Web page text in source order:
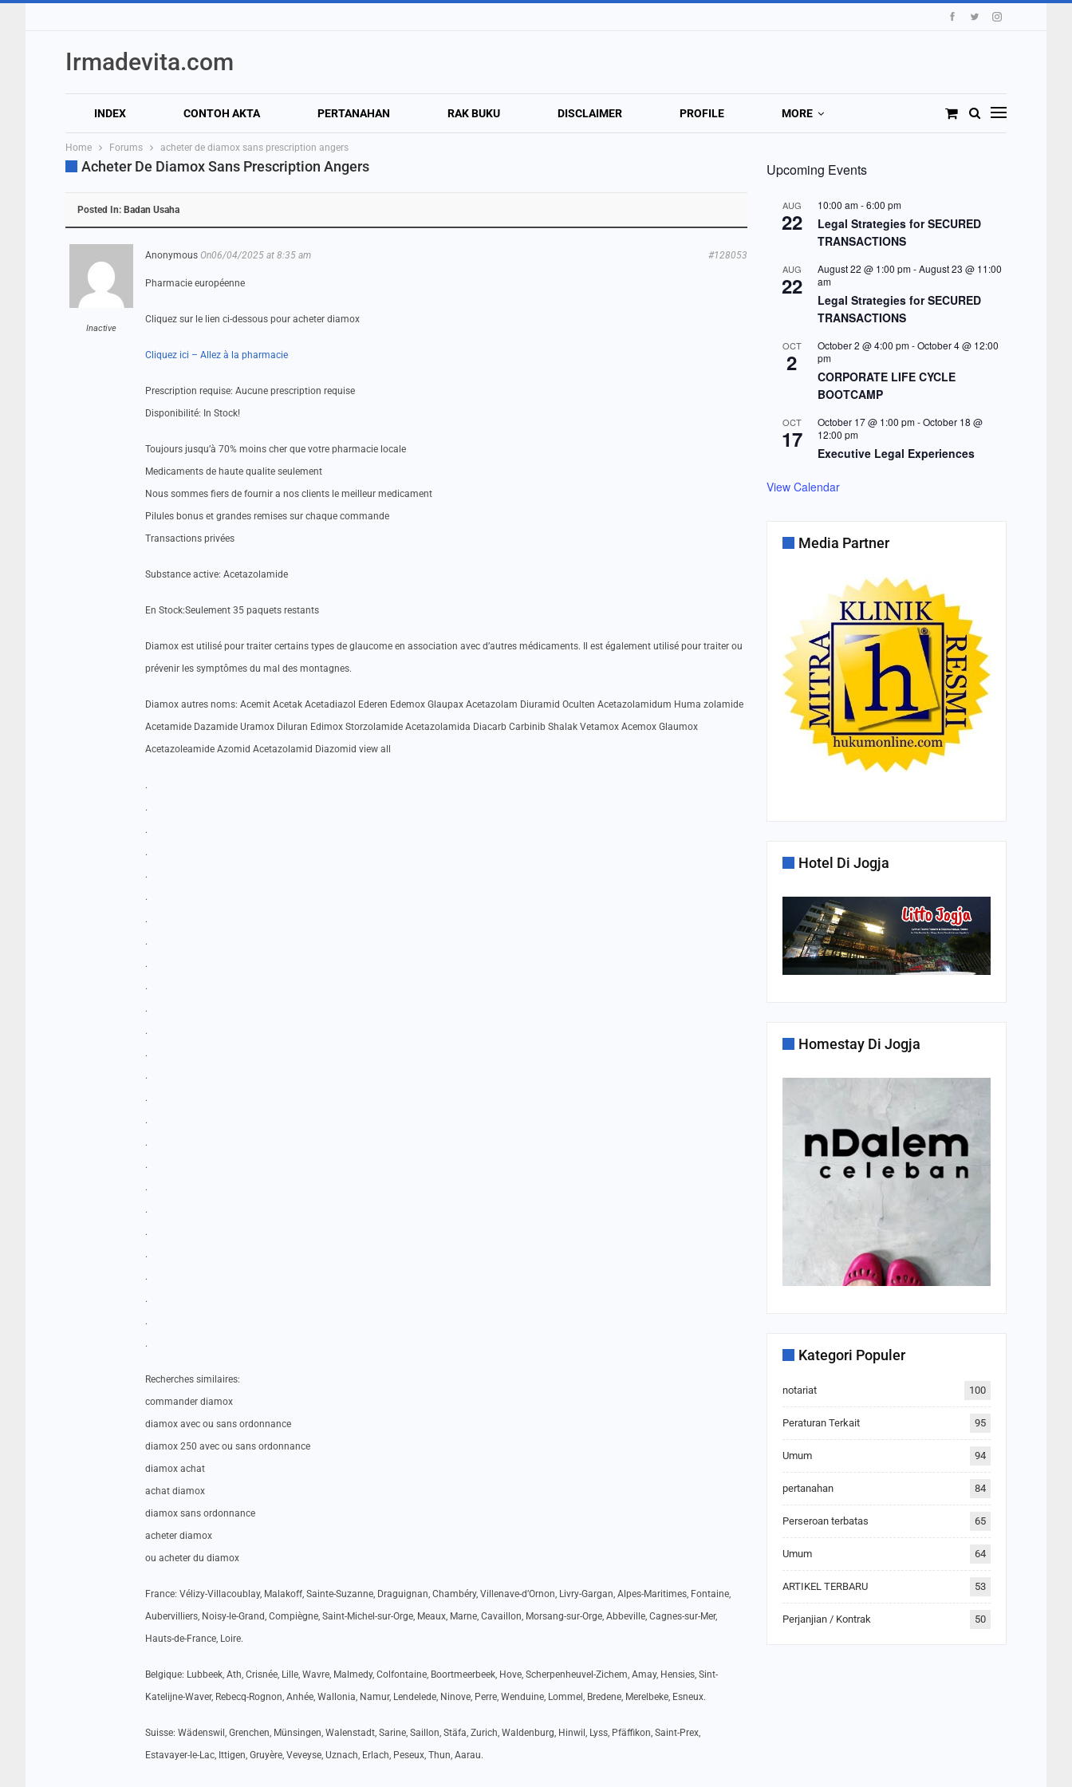
Irmadevita.com
INDEX CONTOH AKTA PERTANAHAN RAK BUKU DISCLAIMER PROFILE MORE
Home Forums acheter de diamox sans prescription angers
Acheter De Diamox Sans Prescription Angers
Posted In: Badan Usaha
Inactive
Anonymous On06/04/2025 at 8:35 am #128053
Pharmacie européenne
Cliquez sur le lien ci-dessous pour acheter diamox
Cliquez ici – Allez à la pharmacie
Prescription requise: Aucune prescription requise
Disponibilité: In Stock!
Toujours jusqu’à 70% moins cher que votre pharmacie locale
Medicaments de haute qualite seulement
Nous sommes fiers de fournir a nos clients le meilleur medicament
Pilules bonus et grandes remises sur chaque commande
Transactions privées
Substance active: Acetazolamide
En Stock:Seulement 35 paquets restants
Diamox est utilisé pour traiter certains types de glaucome en association avec d’autres médicaments. Il est également utilisé pour traiter ou
prévenir les symptômes du mal des montagnes.
Diamox autres noms: Acemit Acetak Acetadiazol Ederen Edemox Glaupax Acetazolam Diuramid Oculten Acetazolamidum Huma zolamide
Acetamide Dazamide Uramox Diluran Edimox Storzolamide Acetazolamida Diacarb Carbinib Shalak Vetamox Acemox Glaumox
Acetazoleamide Azomid Acetazolamid Diazomid view all
.
.
.
.
.
.
.
.
.
.
.
.
.
.
.
.
.
.
.
.
.
.
.
.
.
.
Recherches similaires:
commander diamox
diamox avec ou sans ordonnance
diamox 250 avec ou sans ordonnance
diamox achat
achat diamox
diamox sans ordonnance
acheter diamox
ou acheter du diamox
France: Vélizy-Villacoublay, Malakoff, Sainte-Suzanne, Draguignan, Chambéry, Villenave-d’Ornon, Livry-Gargan, Alpes-Maritimes, Fontaine,
Aubervilliers, Noisy-le-Grand, Compiègne, Saint-Michel-sur-Orge, Meaux, Marne, Cavaillon, Morsang-sur-Orge, Abbeville, Cagnes-sur-Mer,
Hauts-de-France, Loire.
Belgique: Lubbeek, Ath, Crisnée, Lille, Wavre, Malmedy, Colfontaine, Boortmeerbeek, Hove, Scherpenheuvel-Zichem, Amay, Hensies, Sint-
Katelijne-Waver, Rebecq-Rognon, Anhée, Wallonia, Namur, Lendelede, Ninove, Perre, Wenduine, Lommel, Bredene, Merelbeke, Esneux.
Suisse: Wädenswil, Grenchen, Münsingen, Walenstadt, Sarine, Saillon, Stäfa, Zurich, Waldenburg, Hinwil, Lyss, Pfäffikon, Saint-Prex,
Estavayer-le-Lac, Ittigen, Gruyère, Veveyse, Uznach, Erlach, Peseux, Thun, Aarau.
Upcoming Events
AUG
22
10:00 am-6:00 pm
Legal Strategies for SECURED
TRANSACTIONS
AUG
22
August 22 @ 1:00 pm-August 23 @ 11:00
am
Legal Strategies for SECURED
TRANSACTIONS
OCT
2
October 2 @ 4:00 pm-October 4 @ 12:00
pm
CORPORATE LIFE CYCLE
BOOTCAMP
OCT
17
October 17 @ 1:00 pm-October 18 @
12:00 pm
Executive Legal Experiences
View Calendar
Media Partner
Hotel Di Jogja
Homestay Di Jogja
Kategori Populer
notariat 100
Peraturan Terkait 95
Umum 94
pertanahan 84
Perseroan terbatas 65
Umum 64
ARTIKEL TERBARU 53
Perjanjian / Kontrak 50